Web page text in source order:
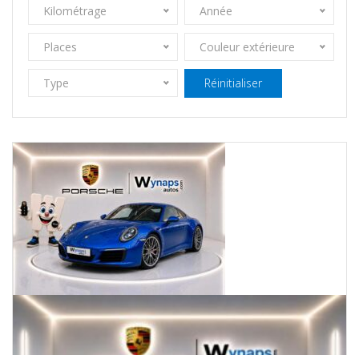
Kilométrage Année
Places Couleur extérieure
Type Réinitialiser